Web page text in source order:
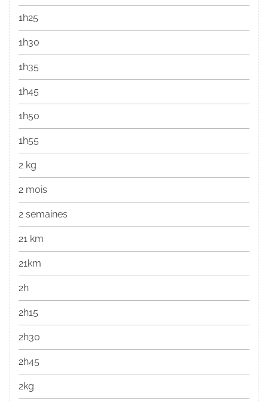
1h25
1h30
1h35
1h45
1h50
1h55
2 kg
2 mois
2 semaines
21 km
21km
2h
2h15
2h30
2h45
2kg